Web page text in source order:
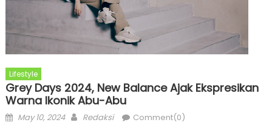
Lifestyle
Grey Days 2024, New Balance Ajak Ekspresikan
Warna Ikonik Abu-Abu
Posted
May 10, 2024 Author
Redaksi Comment(0)